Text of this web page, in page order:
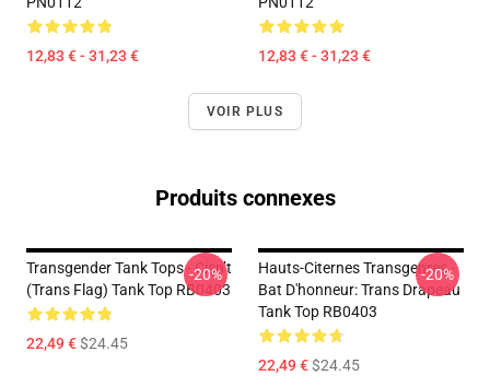
12,83 € - 31,23 € 12,83 € - 31,23 €
VOIR PLUS
Produits connexes
Transgender Tank Tops - Cisn’t
(Trans Flag) Tank Top RB0403
22,49 €$24.45
-20%
Hauts-Citernes Transgenres -
Bat D'honneur: Trans Drapeau
Tank Top RB0403
22,49 €$24.45
-20%